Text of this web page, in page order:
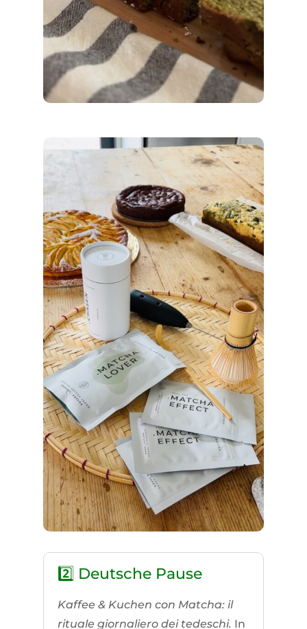
2️⃣ Deutsche Pause
Kaffee & Kuchen con Matcha: il
rituale giornaliero dei tedeschi. In